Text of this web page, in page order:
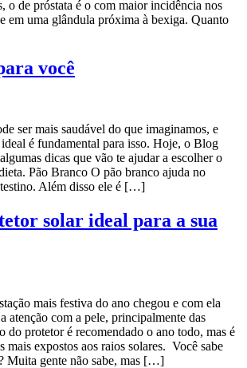
o de próstata é o com maior incidência nos
em uma glândula próxima à bexiga. Quanto
você
ser mais saudável do que imaginamos, e
é fundamental para isso. Hoje, o Blog
dicas que vão te ajudar a escolher o
Pão Branco O pão branco ajuda no
Além disso ele é […]
solar ideal para a sua
mais festiva do ano chegou e com ela
atenção com a pele, principalmente das
do protetor é recomendado o ano todo, mas é
mais expostos aos raios solares. Você sabe
Muita gente não sabe, mas […]